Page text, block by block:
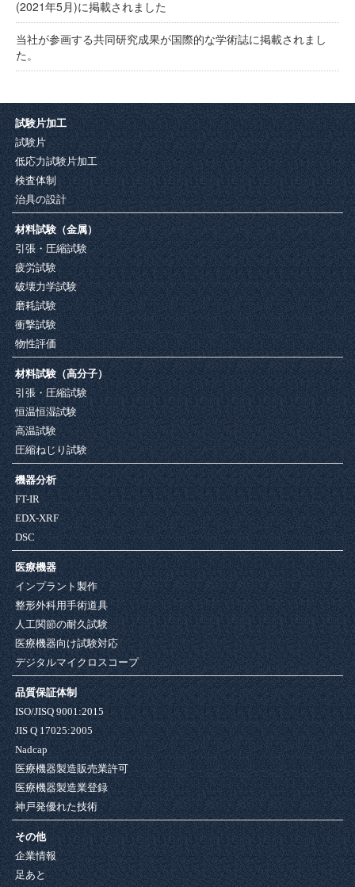
(2021年5月)に掲載されました
当社が参画する共同研究成果が国際的な学術誌に掲載されまし
た。
試験片加工
試験片
低応力試験片加工
検査体制
治具の設計
材料試験（金属）
引張・圧縮試験
疲労試験
破壊力学試験
磨耗試験
衝撃試験
物性評価
材料試験（高分子）
引張・圧縮試験
恒温恒湿試験
高温試験
圧縮ねじり試験
機器分析
FT-IR
EDX-XRF
DSC
医療機器
インプラント製作
整形外科用手術道具
人工関節の耐久試験
医療機器向け試験対応
デジタルマイクロスコープ
品質保証体制
ISO/JISQ 9001:2015
JIS Q 17025:2005
Nadcap
医療機器製造販売業許可
医療機器製造業登録
神戸発優れた技術
その他
企業情報
足あと